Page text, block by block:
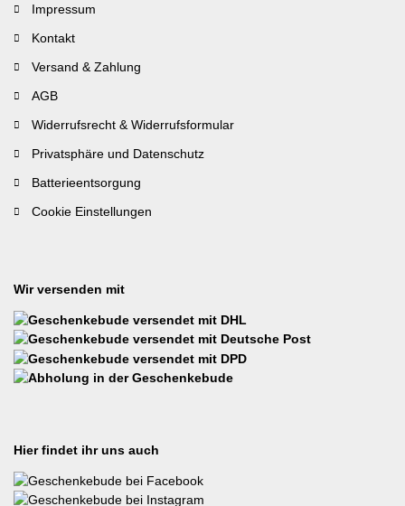
Impressum
Kontakt
Versand & Zahlung
AGB
Widerrufsrecht & Widerrufsformular
Privatsphäre und Datenschutz
Batterieentsorgung
Cookie Einstellungen
Wir versenden mit
Hier findet ihr uns auch